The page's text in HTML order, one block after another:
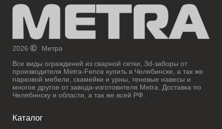
2026
Метра
Все виды ограждений из сварной сетки, 3d-заборы от
производителя Metra-Fence купить в Челябинске, а так же
парковой мебели, скамейки и урны, теневые навесы и
многое другое от завода-изготовителя Metra. Доставка по
Челябинску и области, а так же всей РФ.
Каталог